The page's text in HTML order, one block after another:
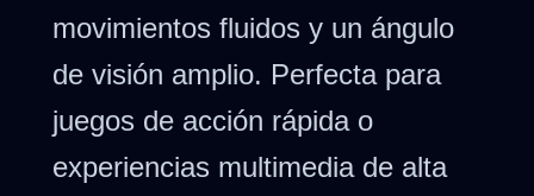
movimientos fluidos y un ángulo
de visión amplio. Perfecta para
juegos de acción rápida o
experiencias multimedia de alta